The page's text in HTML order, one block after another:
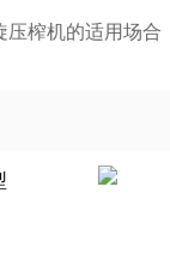
压榨机的适用场合